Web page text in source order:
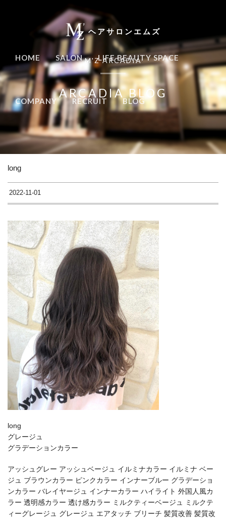
ヘアサロンエムズ
HOME SALON LIFE BEAUTY SPACE
COMPANY RECRUIT BLOG
M'Z ARCADIA
ARCADIA BLOG
long
2022-11-01
long
グレージュ
グラデーションカラー
アッシュグレー アッシュベージュ イルミナカラー イルミナ ベー
ジュ ブラウンカラー ピンクカラー インナーブルー グラデーショ
ンカラー バレイヤージュ インナーカラー ハイライト 外国人風カ
ラー 透明感カラー 透け感カラー ミルクティーベージュ ミルクテ
ィーグレージュ グレージュ エアタッチ ブリーチ 髪質改善 髪質改